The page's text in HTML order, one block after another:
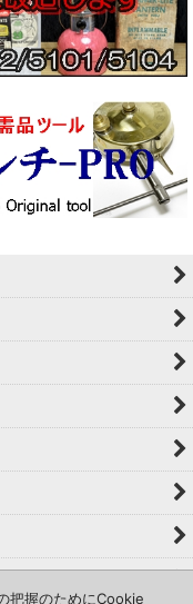
把握のためにCookie